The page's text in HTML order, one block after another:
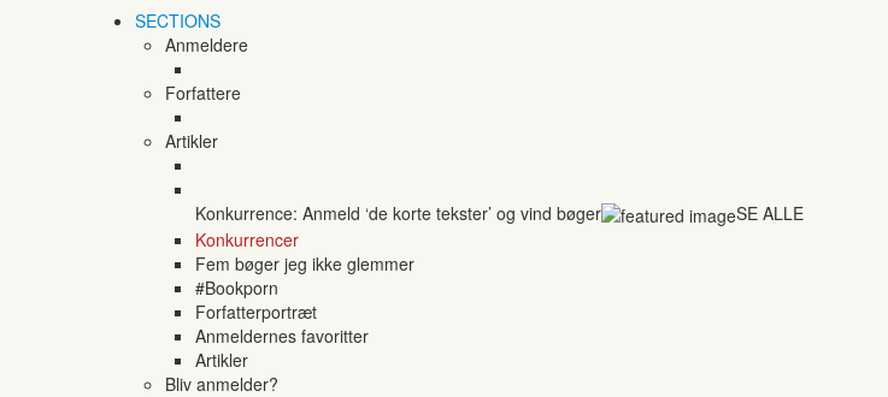
SECTIONS
Anmeldere
Forfattere
Artikler
Konkurrence: Anmeld ‘de korte tekster’ og vind bøger
SE ALLE
Konkurrencer
Fem bøger jeg ikke glemmer
#Bookporn
Forfatterportræt
Anmeldernes favoritter
Artikler
Bliv anmelder?